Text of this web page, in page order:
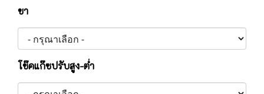
ขา
โช๊คแก๊ซปรับสูง-ต่ำ